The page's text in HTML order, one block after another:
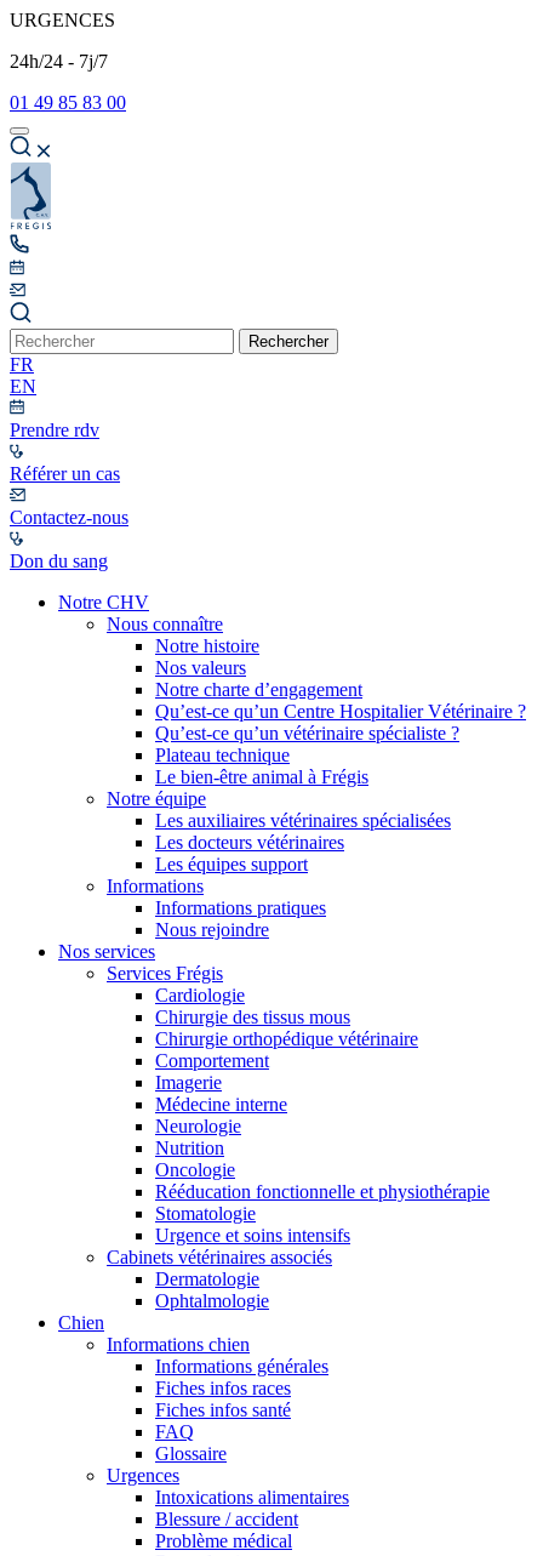
URGENCES
24h/24 - 7j/7
01 49 85 83 00
Rechercher
FR
EN
Prendre rdv
Référer un cas
Contactez-nous
Don du sang
Notre CHV
Nous connaître
Notre histoire
Nos valeurs
Notre charte d’engagement
Qu’est-ce qu’un Centre Hospitalier Vétérinaire ?
Qu’est-ce qu’un vétérinaire spécialiste ?
Plateau technique
Le bien-être animal à Frégis
Notre équipe
Les auxiliaires vétérinaires spécialisées
Les docteurs vétérinaires
Les équipes support
Informations
Informations pratiques
Nous rejoindre
Nos services
Services Frégis
Cardiologie
Chirurgie des tissus mous
Chirurgie orthopédique vétérinaire
Comportement
Imagerie
Médecine interne
Neurologie
Nutrition
Oncologie
Rééducation fonctionnelle et physiothérapie
Stomatologie
Urgence et soins intensifs
Cabinets vétérinaires associés
Dermatologie
Ophtalmologie
Chien
Informations chien
Informations générales
Fiches infos races
Fiches infos santé
FAQ
Glossaire
Urgences
Intoxications alimentaires
Blessure / accident
Problème médical